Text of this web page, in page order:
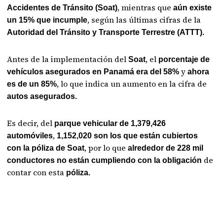
Accidentes de Tránsito (Soat), mientras que aún existe
un 15% que incumple, según las últimas cifras de la
Autoridad del Tránsito y Transporte Terrestre (ATTT).
Antes de la implementación del Soat, el porcentaje de
vehículos asegurados en Panamá era del 58% y ahora
es de un 85%, lo que indica un aumento en la cifra de
autos asegurados.
Es decir, del parque vehicular de 1,379,426
automóviles, 1,152,020 son los que están cubiertos
con la póliza de Soat, por lo que alrededor de 228 mil
conductores no están cumpliendo con la obligación de
contar con esta póliza.